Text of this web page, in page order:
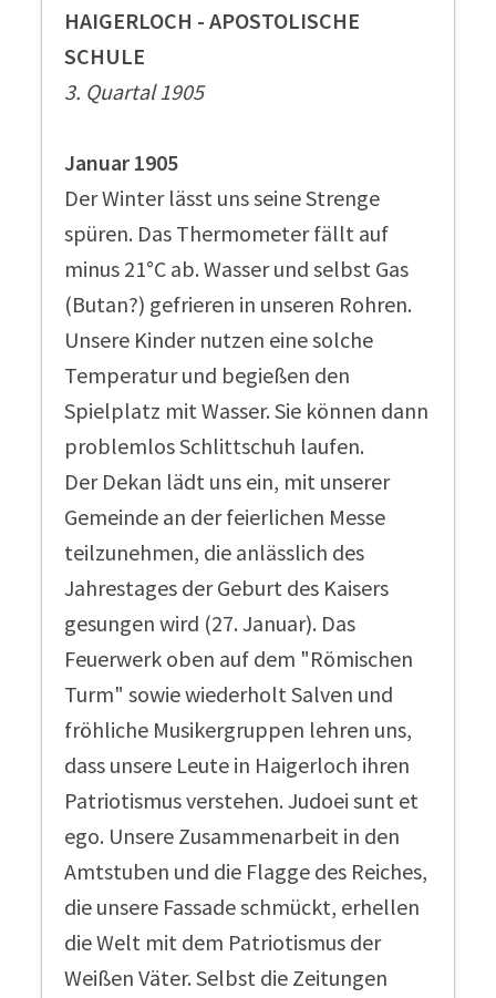
HAIGERLOCH - APOSTOLISCHE
SCHULE
3. Quartal 1905
Januar 1905
Der Winter lässt uns seine Strenge
spüren. Das Thermometer fällt auf
minus 21°C ab. Wasser und selbst Gas
(Butan?) gefrieren in unseren Rohren.
Unsere Kinder nutzen eine solche
Temperatur und begießen den
Spielplatz mit Wasser. Sie können dann
problemlos Schlittschuh laufen.
Der Dekan lädt uns ein, mit unserer
Gemeinde an der feierlichen Messe
teilzunehmen, die anlässlich des
Jahrestages der Geburt des Kaisers
gesungen wird (27. Januar). Das
Feuerwerk oben auf dem "Römischen
Turm" sowie wiederholt Salven und
fröhliche Musikergruppen lehren uns,
dass unsere Leute in Haigerloch ihren
Patriotismus verstehen. Judoei sunt et
ego. Unsere Zusammenarbeit in den
Amtstuben und die Flagge des Reiches,
die unsere Fassade schmückt, erhellen
die Welt mit dem Patriotismus der
Weißen Väter. Selbst die Zeitungen